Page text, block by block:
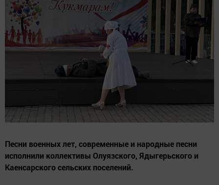
Песни военных лет, современные и народные песни
исполнили коллективы Олуязского, Ядыгерьского и
Каенсарского сельских поселений.